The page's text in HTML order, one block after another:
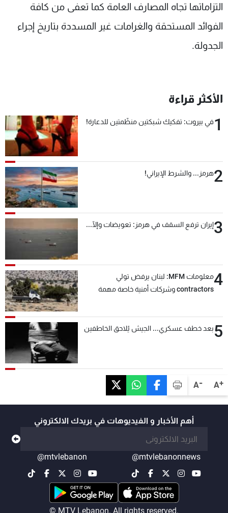
A+
A-
التزاماتها تجاه المصارف العامة كما تعفى من كافة
الفوائد المستحقة والغرامات غير المسددة بتاريخ إجراء
الجدولة.
الأكثر قراءة
1في بيروت: تفكيك شبكتين منظّمتين للدعارة!
2هرمز... والشرط الإيراني!
3إيران ترفع السقف في هرمز: تعويضات وإلّا...
4
معلومات MFM: لبنان يرفض تولي
contractors وشركات أمنية خاصة مهمة
5بعد خطف عسكري... الجيش يُلاحق الخاطفين
أهم الأخبار و الفيديوهات في بريدك الالكتروني
@mtvlebanonnews
@mtvlebanon
© MTV Lebanon. All rights reserved.